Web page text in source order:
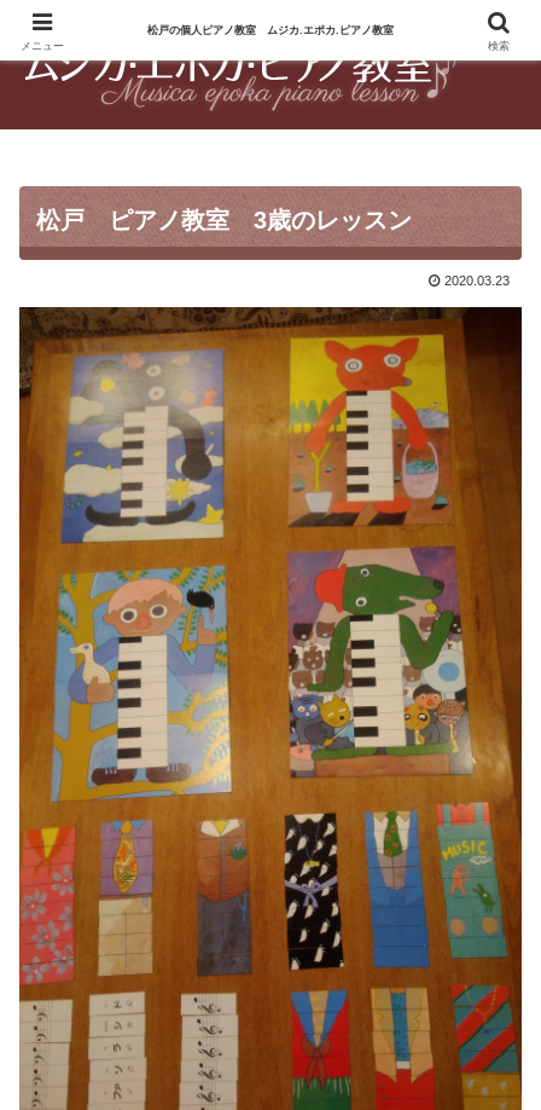
松戸のピアノ教室 松戸駅徒歩10分のピアノ教室
松戸 ピアノ教室 3歳のレッスン
2020.03.23
メニュー
松戸の個人ピアノ教室 ムジカ.エポカ.ピアノ教室
検索